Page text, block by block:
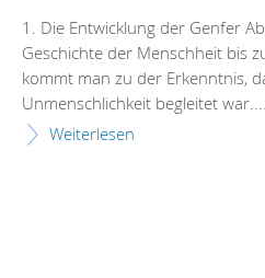
1. Die Entwicklung der Genfer
Geschichte der Menschheit bis
kommt man zu der Erkenntnis,
Unmenschlichkeit begleitet war....
Weiterlesen